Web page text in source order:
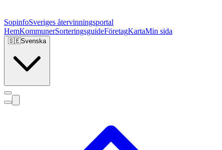
SopinfoSveriges återvinningsportal
HemKommunerSorteringsguideFöretagKartaMin sida
🇸🇪Svenska